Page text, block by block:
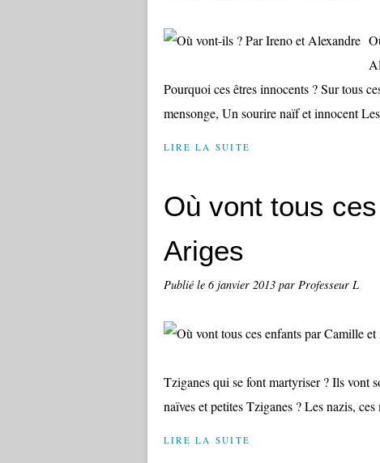
Pourquoi ces êtres innocents ? Sur tous
mensonge, Un sourire naïf et innocent
LIRE LA SUITE
Où vont tous
Ariges
Publié le 6 janvier 2013 par Professeur L
Tziganes qui se font martyriser ? Ils vont
naïves et petites Tziganes ? Les nazis,
LIRE LA SUITE